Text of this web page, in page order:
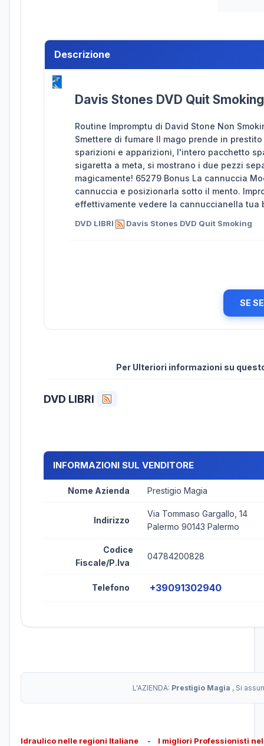
Descrizione
Davis Stones DVD Quit Smoking
Routine Impromptu di David Stone Non
Smettere di fumare Il mago prende in
sparizioni e apparizioni, l'intero pacchetto
sigaretta a meta, si mostrano i due pezzi
magicamente! 65279 Bonus La cannuccia
cannuccia e posizionarla sotto il mento.
effettivamente vedere la cannuccianella tua
DVD LIBRI Davis Stones DVD Quit Smoking
SE
Per Ulteriori informazioni su
DVD LIBRI
INFORMAZIONI SUL VENDITORE
Nome Azienda Prestigio Magia
Indirizzo
Via Tommaso Gargallo, 14
Palermo 90143 Palermo
Codice
Fiscale/P.Iva
04784200828
Telefono +39091302940
L'AZIENDA: Prestigio Magia , Si
Idraulico nelle regioni Italiane - I migliori Professionisti